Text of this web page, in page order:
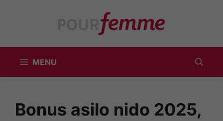
MENU
Bonus asilo nido 2025,